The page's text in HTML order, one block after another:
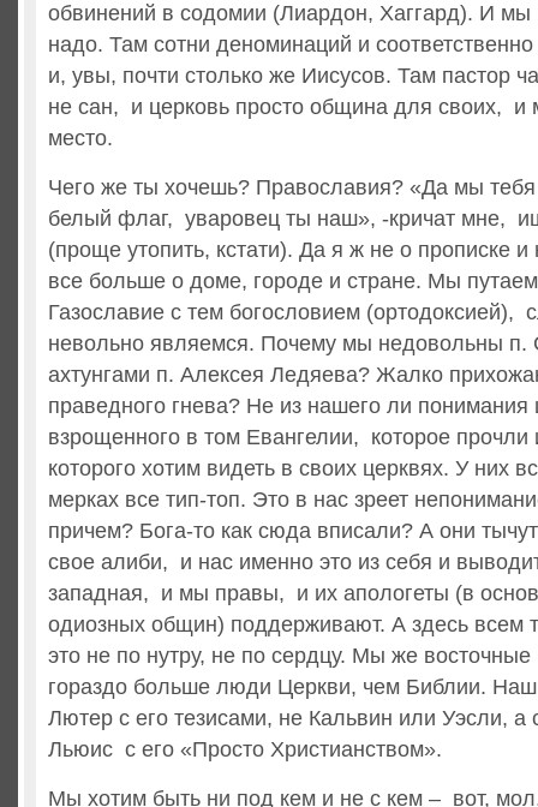
обвинений в содомии (Лиардон, Хаггард). И мы
надо. Там сотни деноминаций и
и, увы, почти столько же Иисусов. Там пастор
не сан, и церковь просто община для своих, и
место.
Чего же ты хочешь? Православия? «Да мы
белый флаг, уваровец ты наш», -кричат мне,
(проще утопить, кстати). Да я ж не о прописке
все больше о доме, городе и стране. Мы
Газославие с тем богословием (ортодоксией),
невольно являемся. Почему мы недовольны
ахтунгами п. Алексея Ледяева? Жалко
праведного гнева? Не из нашего ли понимания
взрощенного в том Евангелии, которое прочли
которого хотим видеть в своих церквях. У них
мерках все тип-топ. Это в нас зреет
причем? Бога-то как сюда вписали? А они
свое алиби, и нас именно это из себя и
западная, и мы правы, и их апологеты (в
одиозных общин) поддерживают. А здесь всем
это не по нутру, не по сердцу. Мы же
гораздо больше люди Церкви, чем Библии.
Лютер с его тезисами, не Кальвин или Уэсли, а
Льюис с его «Просто Христианством».
Мы хотим быть ни под кем и не с кем – вот,